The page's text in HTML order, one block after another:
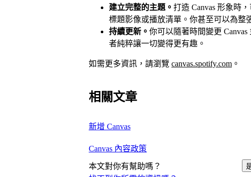
建立完整的主題。 打造 Canvas 形象時
標題影像或播放清單。你甚至可以為整
持續更新。 你可以隨著時間變更
者純粹讓一切變得更有趣。
如需更多資訊，請瀏覽 canvas.spotify.com 。
相關文章
新增 Canvas
Canvas 內容政策
本文對你有幫助嗎？